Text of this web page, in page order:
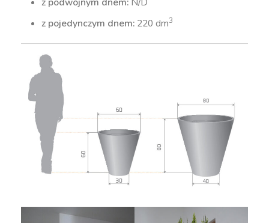
z pojedynczym dnem: 220 dm3